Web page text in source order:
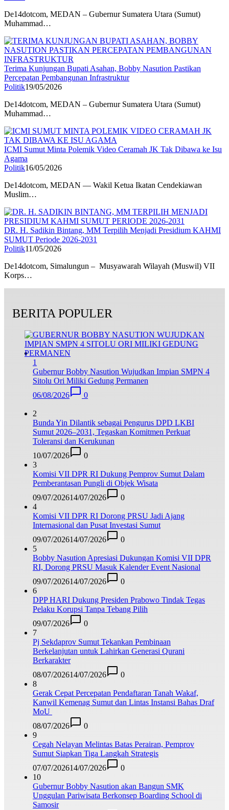
De14dotcom, MEDAN – Gubernur Sumatera Utara (Sumut)
Muhammad…
Terima Kunjungan Bupati Asahan, Bobby Nasution Pastikan
Percepatan Pembangunan Infrastruktur
Politik19/05/2026
De14dotcom, MEDAN – Gubernur Sumatera Utara (Sumut)
Muhammad…
ICMI Sumut Minta Polemik Video Ceramah JK Tak Dibawa ke Isu
Agama
Politik16/05/2026
De14dotcom, MEDAN — Wakil Ketua Ikatan Cendekiawan
Muslim…
DR. H. Sadikin Bintang, MM Terpilih Menjadi Presidium KAHMI
SUMUT Periode 2026-2031
Politik11/05/2026
De14dotcom, Simalungun – Musyawarah Wilayah (Muswil) VII
Korps…
BERITA POPULER
1
Gubernur Bobby Nasution Wujudkan Impian SMPN 4
Sitolu Ori Miliki Gedung Permanen
06/08/2026
0
2
Bunda Yin Dilantik sebagai Pengurus DPD LKBI
Sumut 2026–2031, Tegaskan Komitmen Perkuat
Toleransi dan Kerukunan
10/07/2026
0
3
Komisi VII DPR RI Dukung Pemprov Sumut Dalam
Pemberantasan Pungli di Objek Wisata
09/07/202614/07/2026
0
4
Komisi VII DPR RI Dorong PRSU Jadi Ajang
Internasional dan Pusat Investasi Sumut
09/07/202614/07/2026
0
5
Bobby Nasution Apresiasi Dukungan Komisi VII DPR
RI, Dorong PRSU Masuk Kalender Event Nasional
09/07/202614/07/2026
0
6
DPP HARI Dukung Presiden Prabowo Tindak Tegas
Pelaku Korupsi Tanpa Tebang Pilih
09/07/2026
0
7
Pj Sekdaprov Sumut Tekankan Pembinaan
Berkelanjutan untuk Lahirkan Generasi Qurani
Berkarakter
08/07/202614/07/2026
0
8
Gerak Cepat Percepatan Pendaftaran Tanah Wakaf,
Kanwil Kemenag Sumut dan Lintas Instansi Bahas Draf
MoU
08/07/2026
0
9
Cegah Nelayan Melintas Batas Perairan, Pemprov
Sumut Siapkan Tiga Langkah Strategis
07/07/202614/07/2026
0
10
Gubernur Bobby Nasution akan Bangun SMK
Unggulan Pariwisata Berkonsep Boarding School di
Samosir